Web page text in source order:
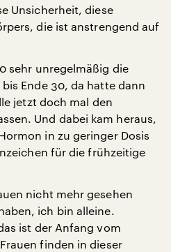
Unsicherheit, diese
die ist anstrengend auf
sehr unregelmäßig die
Ende 30, da hatte dann
jetzt doch mal den
Und dabei kam heraus,
in zu geringer Dosis
für die frühzeitige
nicht mehr gesehen
ich bin alleine.
ist der Anfang vom
finden in dieser